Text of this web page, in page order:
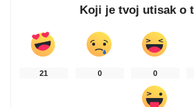
Koji je tvoj utisak o
21 0 0